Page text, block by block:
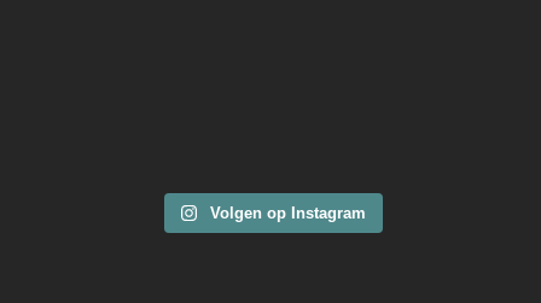
Volgen op Instagram